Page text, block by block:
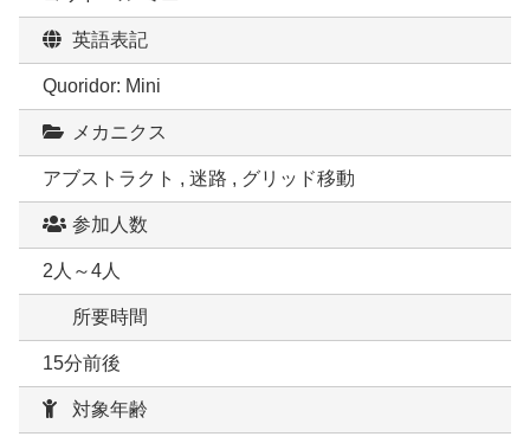
英語表記
Quoridor: Mini
メカニクス
アブストラクト , 迷路 , グリッド移動
参加人数
2人～4人
所要時間
15分前後
対象年齢